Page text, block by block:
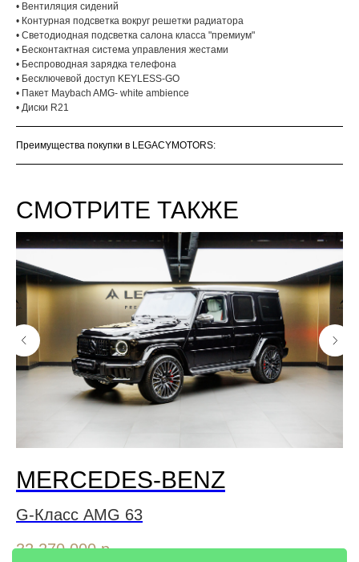
• Вентиляция сидений
• Контурная подсветка вокруг решетки радиатора
• Светодиодная подсветка салона класса "премиум"
• Бесконтактная система управления жестами
• Беспроводная зарядка телефона
• Бесключевой доступ KEYLESS-GO
• Пакет Maybach AMG- white ambience
• Диски R21
Преимущества покупки в LEGACYMOTORS:
СМОТРИТЕ ТАКЖЕ
MERCEDES-BENZ
G-Класс AMG 63
32 270 000 р.